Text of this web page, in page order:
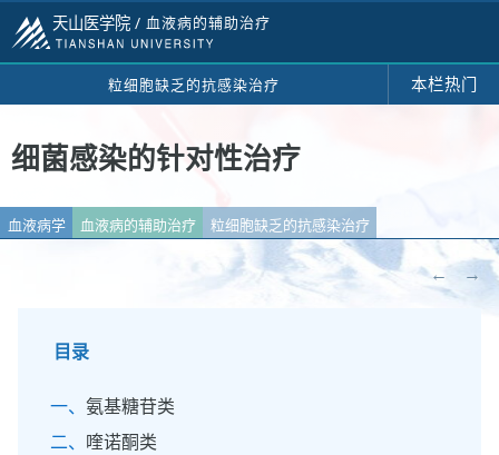
天山医学院 / 血液病的辅助治疗
粒细胞缺乏的抗感染治疗 本栏热门
细菌感染的针对性治疗
血液病学 血液病的辅助治疗 粒细胞缺乏的抗感染治疗
← →
目录
氨基糖苷类
喹诺酮类